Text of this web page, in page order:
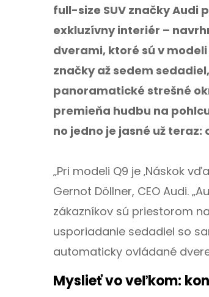
full-size SUV značky Audi
exkluzívny interiér –
dverami, ktoré sú v
značky až sedem
panoramatické strešné
premieňa hudbu na
no jedno je jasné už
„Pri modeli Q9 je ‚Náskok
Gernot Döllner, CEO Audi.
zákazníkov sú priestorom
usporiadanie sedadiel so
automaticky ovládané
Myslieť vo veľkom: